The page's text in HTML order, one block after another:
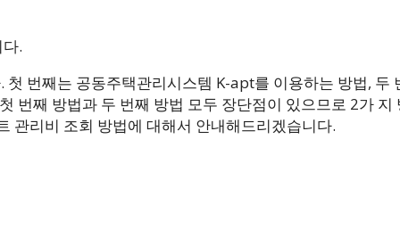
.
번째는 공동주택관리시스템 K-apt를 이용하는 방법, 두
번째 방법과 두 번째 방법 모두 장단점이 있으므로 2가 지
관리비 조회 방법에 대해서 안내해드리겠습니다.